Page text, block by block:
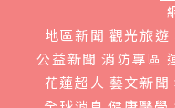
地區新聞 觀光旅遊
公益新聞 消防專區
花蓮超人 藝文新聞